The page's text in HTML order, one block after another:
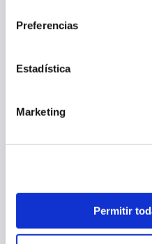
Preferencias
Estadística
Marketing
Permitir
OTRAS
OSASUNA AVANZA EN SU